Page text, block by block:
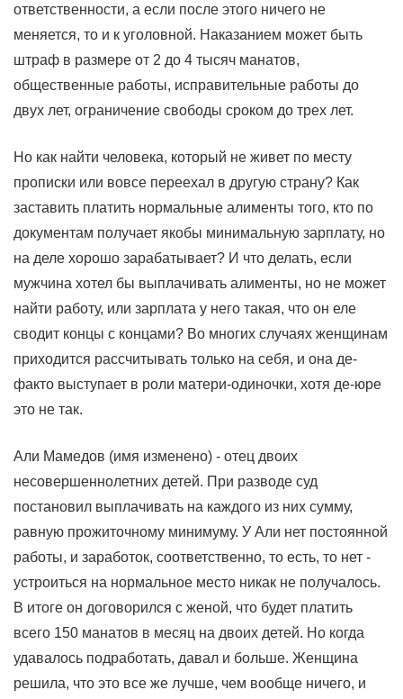
ответственности, а если после этого ничего не
меняется, то и к уголовной. Наказанием может быть
штраф в размере от 2 до 4 тысяч манатов,
общественные работы, исправительные работы до
двух лет, ограничение свободы сроком до трех лет.
Но как найти человека, который не живет по месту
прописки или вовсе переехал в другую страну? Как
заставить платить нормальные алименты того, кто по
документам получает якобы минимальную зарплату, но
на деле хорошо зарабатывает? И что делать, если
мужчина хотел бы выплачивать алименты, но не может
найти работу, или зарплата у него такая, что он еле
сводит концы с концами? Во многих случаях женщинам
приходится рассчитывать только на себя, и она де-
факто выступает в роли матери-одиночки, хотя де-юре
это не так.
Али Мамедов (имя изменено) - отец двоих
несовершеннолетних детей. При разводе суд
постановил выплачивать на каждого из них сумму,
равную прожиточному минимуму. У Али нет постоянной
работы, и заработок, соответственно, то есть, то нет -
устроиться на нормальное место никак не получалось.
В итоге он договорился с женой, что будет платить
всего 150 манатов в месяц на двоих детей. Но когда
удавалось подработать, давал и больше. Женщина
решила, что это все же лучше, чем вообще ничего, и